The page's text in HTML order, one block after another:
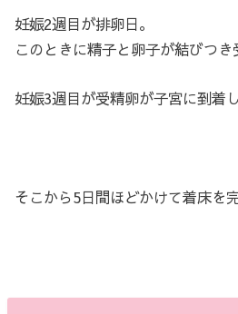
妊娠2週目が排卵日。
このときに精子と卵子が結びつき
妊娠3週目が受精卵が子宮に到着
そこから5日間ほどかけて着床を